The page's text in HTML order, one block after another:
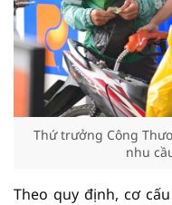
Thứ trưởng Công
nhu
Theo quy định, cơ